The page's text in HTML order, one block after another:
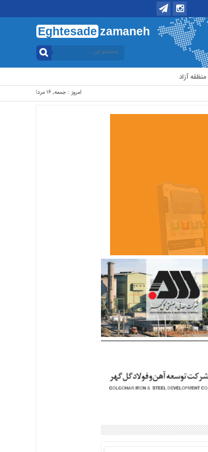
Eghtesade zamaneh
منظقه آزاد
امروز : جمعه, ۱۶ مرداد , ۱۴۰۵ .::. برابر با : Friday, 7 August , 2026